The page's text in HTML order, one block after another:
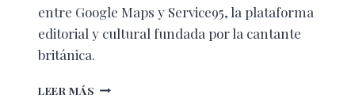
entre Google Maps y Service95, la plataforma
editorial y cultural fundada por la cantante
británica.
LEER MÁS VIAJA